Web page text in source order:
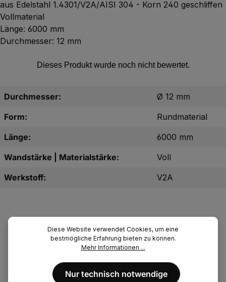
aus Edelstahl 1.4301/V2A/AISI 304 - Korn 240 geschliffen
Vollmaterial
Länge: 6000 mm
Durchmesser: 12 mm
Durchmesser:
Ø 12 mm
Form:
Rundmaterial
Länge:
6000 mm
Wandstärke | Materialstärke:
Voll
Werkstoff:
V2A
Diese Website verwendet Cookies, um eine
bestmögliche Erfahrung bieten zu können.
Mehr Informationen ...
Nur technisch notwendige